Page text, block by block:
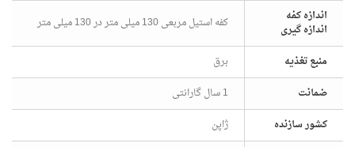
اندازه کفه
اندازه گیری
کفه استیل مربعی 130 میلی متر در 130 میلی متر
منبع تغذیه
برق
ضمانت
1 سال گارانتی
کشور سازنده
ژاپن